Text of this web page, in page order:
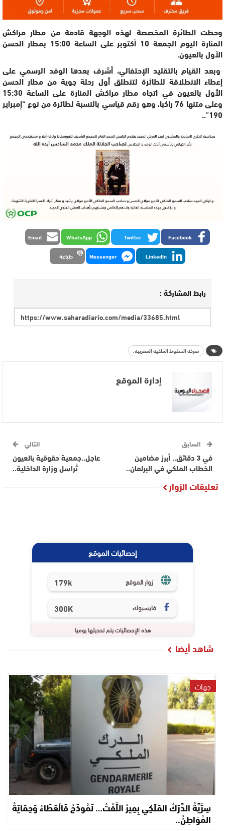
وحطت الطائرة المخصصة لهذه الوجهة قادمة من مطار مراكش
المنارة اليوم الجمعة 10 أكتوبر على الساعة 15:00 بمطار الحسن
الأول بالعيون.
وبعد القيام بالتقليد الإحتفالي، أشرف بعدها الوفد الرسمي على
إعطاء الانطلاقة للطائرة لتنطلق أول رحلة جوية من مطار الحسن
الأول بالعيون في اتجاه مطار مراكش المنارة على الساعة 15:30
وعلى متنها 76 راكبا، وهو رقم قياسي بالنسبة لطائرة من نوع “إمبراير
190″..
Facebook
Twitter
WhatsApp
Email
LinkedIn
Messenger طباعة
رابط المشاركة :
شركة الخطوط الملكية المغربية.
إدارة الموقع
السابق
في 3 دقائق.. أبرز مضامين
الخطاب الملكي في البرلمان..
التالي
عاجل..جمعية حقوقية بالعيون
تُراسِل وزارة الداخلية..
تعليقات الزوار
إحصائيات الموقع
زوار الموقع 179k
فايسبوك 300K
هذه الإحصائيات يتم تحديثها يوميا
شاهد أيضا
جهات
سِرِّيَّةْ الدَّرَكْ المَلَكِي بِمِيرْ اللِّفْتْ… نَمُوذَجْ فَالْعَطَاءْ وَحِمَايَةْ
المُوَاطِنْ..